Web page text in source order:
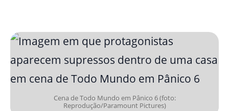
Cena de Todo Mundo em Pânico 6 (foto:
Reprodução/Paramount Pictures)